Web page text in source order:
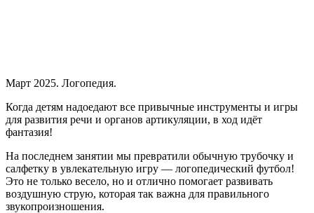
Март 2025. Логопедия.
Когда детям надоедают все привычные инструменты и игры
для развития речи и органов артикуляции, в ход идёт
фантазия!
На последнем занятии мы превратили обычную трубочку и
салфетку в увлекательную игру — логопедический футбол!
Это не только весело, но и отлично помогает развивать
воздушную струю, которая так важна для правильного
звукопроизношения.